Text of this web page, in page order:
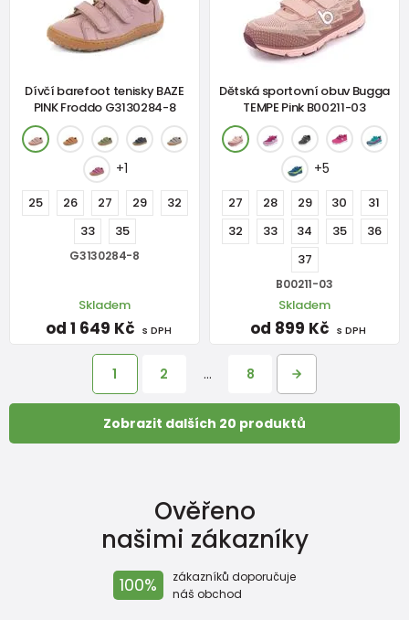
Dívčí barefoot tenisky BAZE
PINK Froddo G3130284-8
+1
25 26 27 29
32
33
35
G3130284-8
Skladem
od 1 649 Kč s DPH
Dětská sportovní obuv Bugga
TEMPE Pink B00211-03
+5
27 28 29 30
31
32
33 34 35
36
37
B00211-03
Skladem
od 899 Kč s DPH
1 2 … 8
Zobrazit dalších 20 produktů
Ověřeno
našimi zákazníky
100%
zákazníků doporučuje
náš obchod